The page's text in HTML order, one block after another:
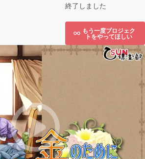
終了しました
もう一度プロジェク
トをやってほしい